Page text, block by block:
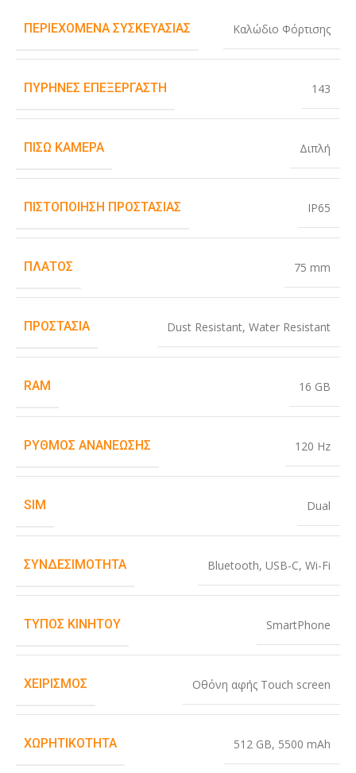
ΠΕΡΙΕΧΌΜΕΝΑ ΣΥΣΚΕΥΑΣΊΑΣ Καλώδιο Φόρτισης
ΠΥΡΉΝΕΣ ΕΠΕΞΕΡΓΑΣΤΉ 143
ΠΊΣΩ ΚΆΜΕΡΑ Διπλή
ΠΙΣΤΟΠΟΊΗΣΗ ΠΡΟΣΤΑΣΊΑΣ IP65
ΠΛΆΤΟΣ 75 mm
ΠΡΟΣΤΑΣΊΑ Dust Resistant, Water Resistant
RAM 16 GB
ΡΥΘΜΌΣ ΑΝΑΝΈΩΣΗΣ 120 Hz
SIM Dual
ΣΥΝΔΕΣΙΜΌΤΗΤΑ Bluetooth, USB-C, Wi-Fi
ΤΎΠΟΣ ΚΙΝΗΤΟΎ SmartPhone
ΧΕΙΡΙΣΜΌΣ Οθόνη αφής Touch screen
ΧΩΡΗΤΙΚΌΤΗΤΑ 512 GB, 5500 mAh